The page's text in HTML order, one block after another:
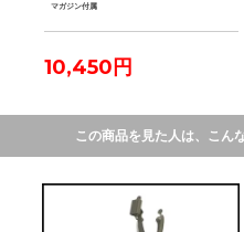
マガジン付属
10,450円
この商品を見た人は、こん